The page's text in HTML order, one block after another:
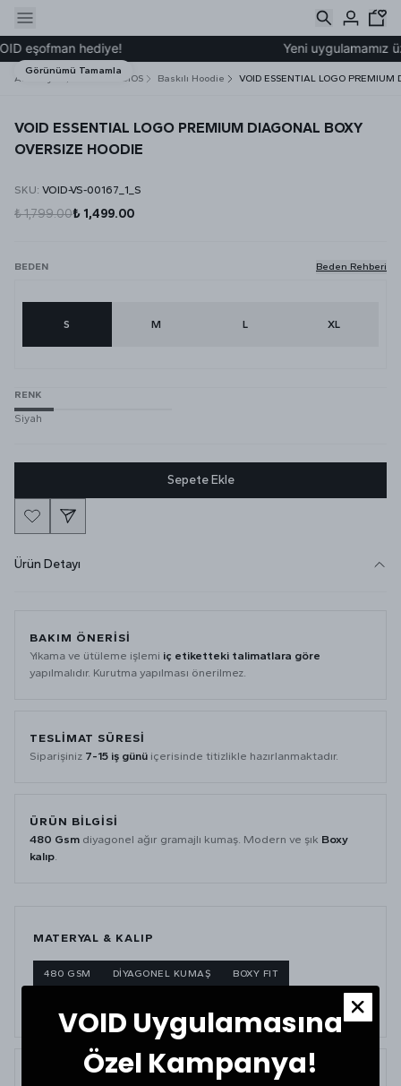
eşofman hediye! Yeni uygulamamız
Ana Sayfa VOID STUDIOS Baskılı Hoodie VOID ESSENTIAL LOGO PREMIUM
Görünümü Tamamla
VOID ESSENTIAL LOGO PREMIUM DIAGONAL BOXY
OVERSIZE HOODIE
SKU: VOID-VS-00167_1_S
₺ 1,799.00₺ 1,499.00
BEDEN Beden Rehberi
S M L XL
RENK
Siyah
Sepete Ekle
Ürün Detayı
BAKIM ÖNERISI
Yıkama ve ütüleme işlemi iç etiketteki talimatlara göre
yapılmalıdır. Kurutma yapılması önerilmez.
TESLIMAT SÜRESI
Siparişiniz 7-15 iş günü içerisinde titizlikle hazırlanmaktadır.
ÜRÜN BILGISI
480 Gsm diyagonel ağır gramajlı kumaş. Modern ve şık Boxy
kalıp.
MATERYAL & KALIP
480 GSM DİYAGONEL KUMAŞ BOXY FIT
VOID Uygulamasına
Özel Kampanya!